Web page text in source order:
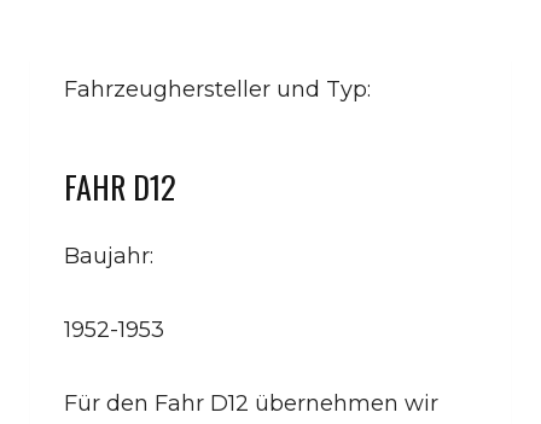
Fahrzeughersteller und Typ:
FAHR D12
Baujahr:
1952-1953
Für den Fahr D12 übernehmen wir